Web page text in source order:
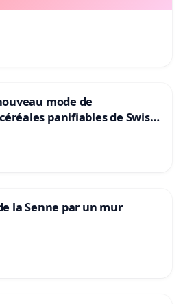
mode de
panifiables de Swiss
teneur en protéines
la Senne par un mur